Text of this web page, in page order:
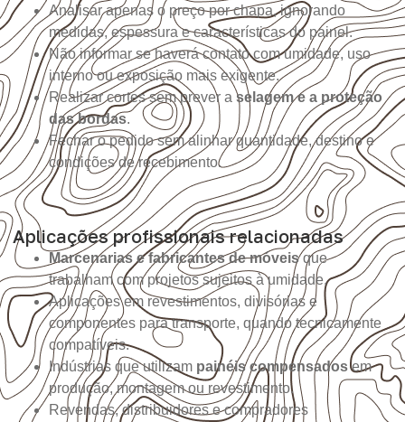
Analisar apenas o preço por chapa, ignorando
medidas, espessura e características do painel.
Não informar se haverá contato com umidade, uso
interno ou exposição mais exigente.
Realizar cortes sem prever a selagem e a proteção
das bordas.
Fechar o pedido sem alinhar quantidade, destino e
condições de recebimento.
Aplicações profissionais relacionadas
Marcenarias e fabricantes de móveisque
trabalham com projetos sujeitos à umidade.
Aplicações em revestimentos, divisórias e
componentes para transporte, quando tecnicamente
compatíveis.
Indústrias que utilizam painéis compensadosem
produção, montagem ou revestimento.
Revendas, distribuidores e compradores